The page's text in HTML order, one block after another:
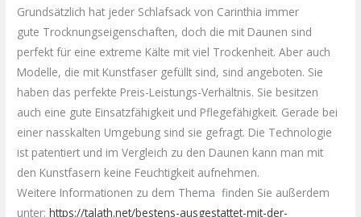
Grundsätzlich hat jeder Schlafsack von Carinthia immer
gute Trocknungseigenschaften, doch die mit Daunen sind
perfekt für eine extreme Kälte mit viel Trockenheit. Aber auch
Modelle, die mit Kunstfaser gefüllt sind, sind angeboten. Sie
haben das perfekte Preis-Leistungs-Verhältnis. Sie besitzen
auch eine gute Einsatzfähigkeit und Pflegefähigkeit. Gerade bei
einer nasskalten Umgebung sind sie gefragt. Die Technologie
ist patentiert und im Vergleich zu den Daunen kann man mit
den Kunstfasern keine Feuchtigkeit aufnehmen.
Weitere Informationen zu dem Thema finden Sie außerdem
unter:https://talath.net/bestens-ausgestattet-mit-der-